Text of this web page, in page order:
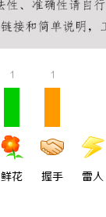
1
鲜花
1
握手 雷人